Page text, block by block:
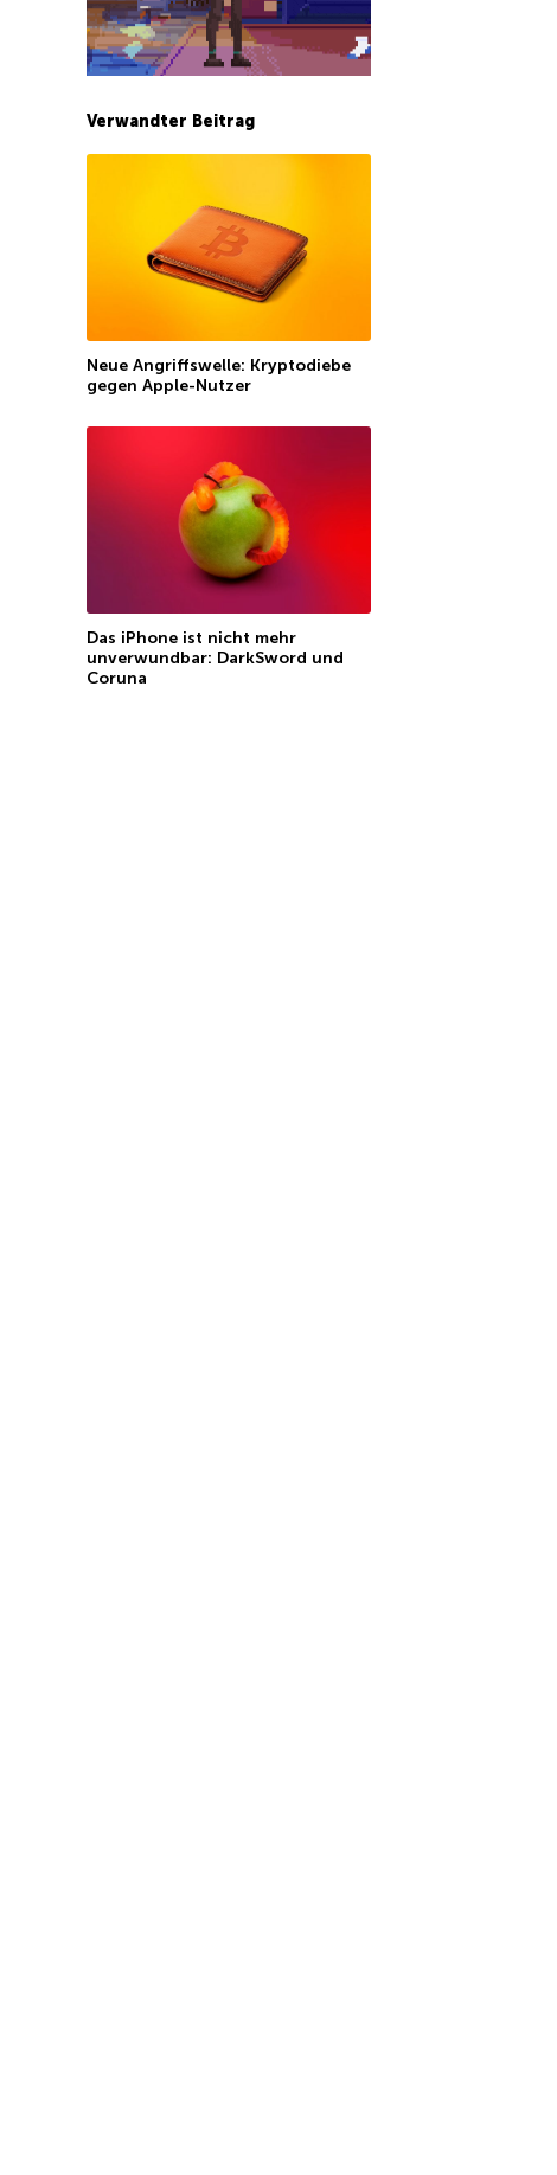
Verwandter Beitrag
Neue Angriffswelle: Kryptodiebe
gegen Apple-Nutzer
Das iPhone ist nicht mehr
unverwundbar: DarkSword und
Coruna